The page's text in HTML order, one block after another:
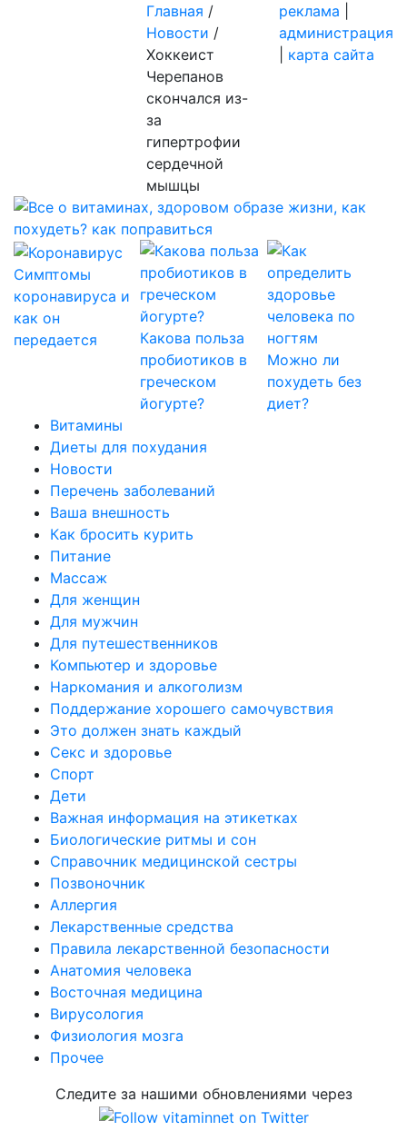
Главная /
Новости /
Хоккеист
Черепанов
скончался из-
за
гипертрофии
сердечной
мышцы
реклама
администрация
карта сайта
Симптомы
коронавируса и
как он
передается
Какова польза
пробиотиков в
греческом
йогурте?
Можно ли
похудеть без
диет?
Витамины
Диеты для похудания
Новости
Перечень заболеваний
Ваша внешность
Как бросить курить
Питание
Массаж
Для женщин
Для мужчин
Для путешественников
Компьютер и здоровье
Наркомания и алкоголизм
Поддержание хорошего самочувствия
Это должен знать каждый
Секс и здоровье
Спорт
Дети
Важная информация на этикетках
Биологические ритмы и сон
Справочник медицинской сестры
Позвоночник
Аллергия
Лекарственные средства
Правила лекарственной безопасности
Aнатомия человека
Восточная медицина
Вирусология
Физиология мозга
Прочее
Следите за нашими обновлениями через